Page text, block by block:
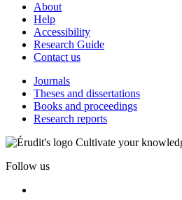
About
Help
Accessibility
Research Guide
Contact us
Journals
Theses and dissertations
Books and proceedings
Research reports
Cultivate your
Follow us